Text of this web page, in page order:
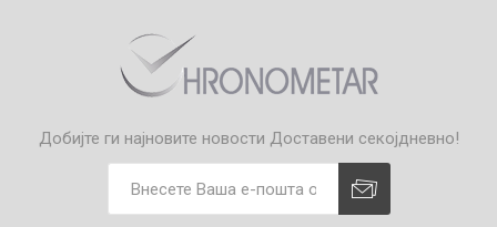
Добијте ги најновите новости Доставени секојдневно!